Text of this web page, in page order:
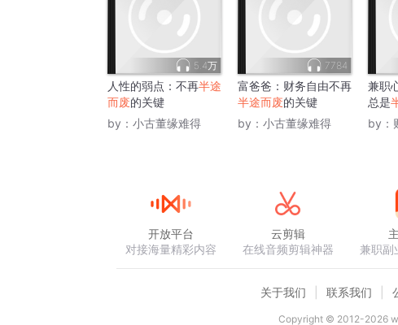
5.4万
人性的弱点：不再半途
而废的关键
by： 小古董缘难得
7784
富爸爸：财务自由不再
半途而废的关键
by： 小古董缘难得
兼职
总是
by：
开放平台
对接海量精彩内容
云剪辑
在线音频剪辑神器
兼职副
关于我们 联系我们
Copyright © 2012-2026